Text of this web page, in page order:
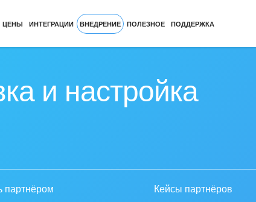
ЦЕНЫ ИНТЕГРАЦИИ ВНЕДРЕНИЕ ПОЛЕЗНОЕ ПОДДЕРЖКА
и настройка
партнёром Кейсы партнёров